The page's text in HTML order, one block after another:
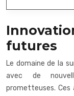
futures
Le domaine de la
avec de
prometteuses.